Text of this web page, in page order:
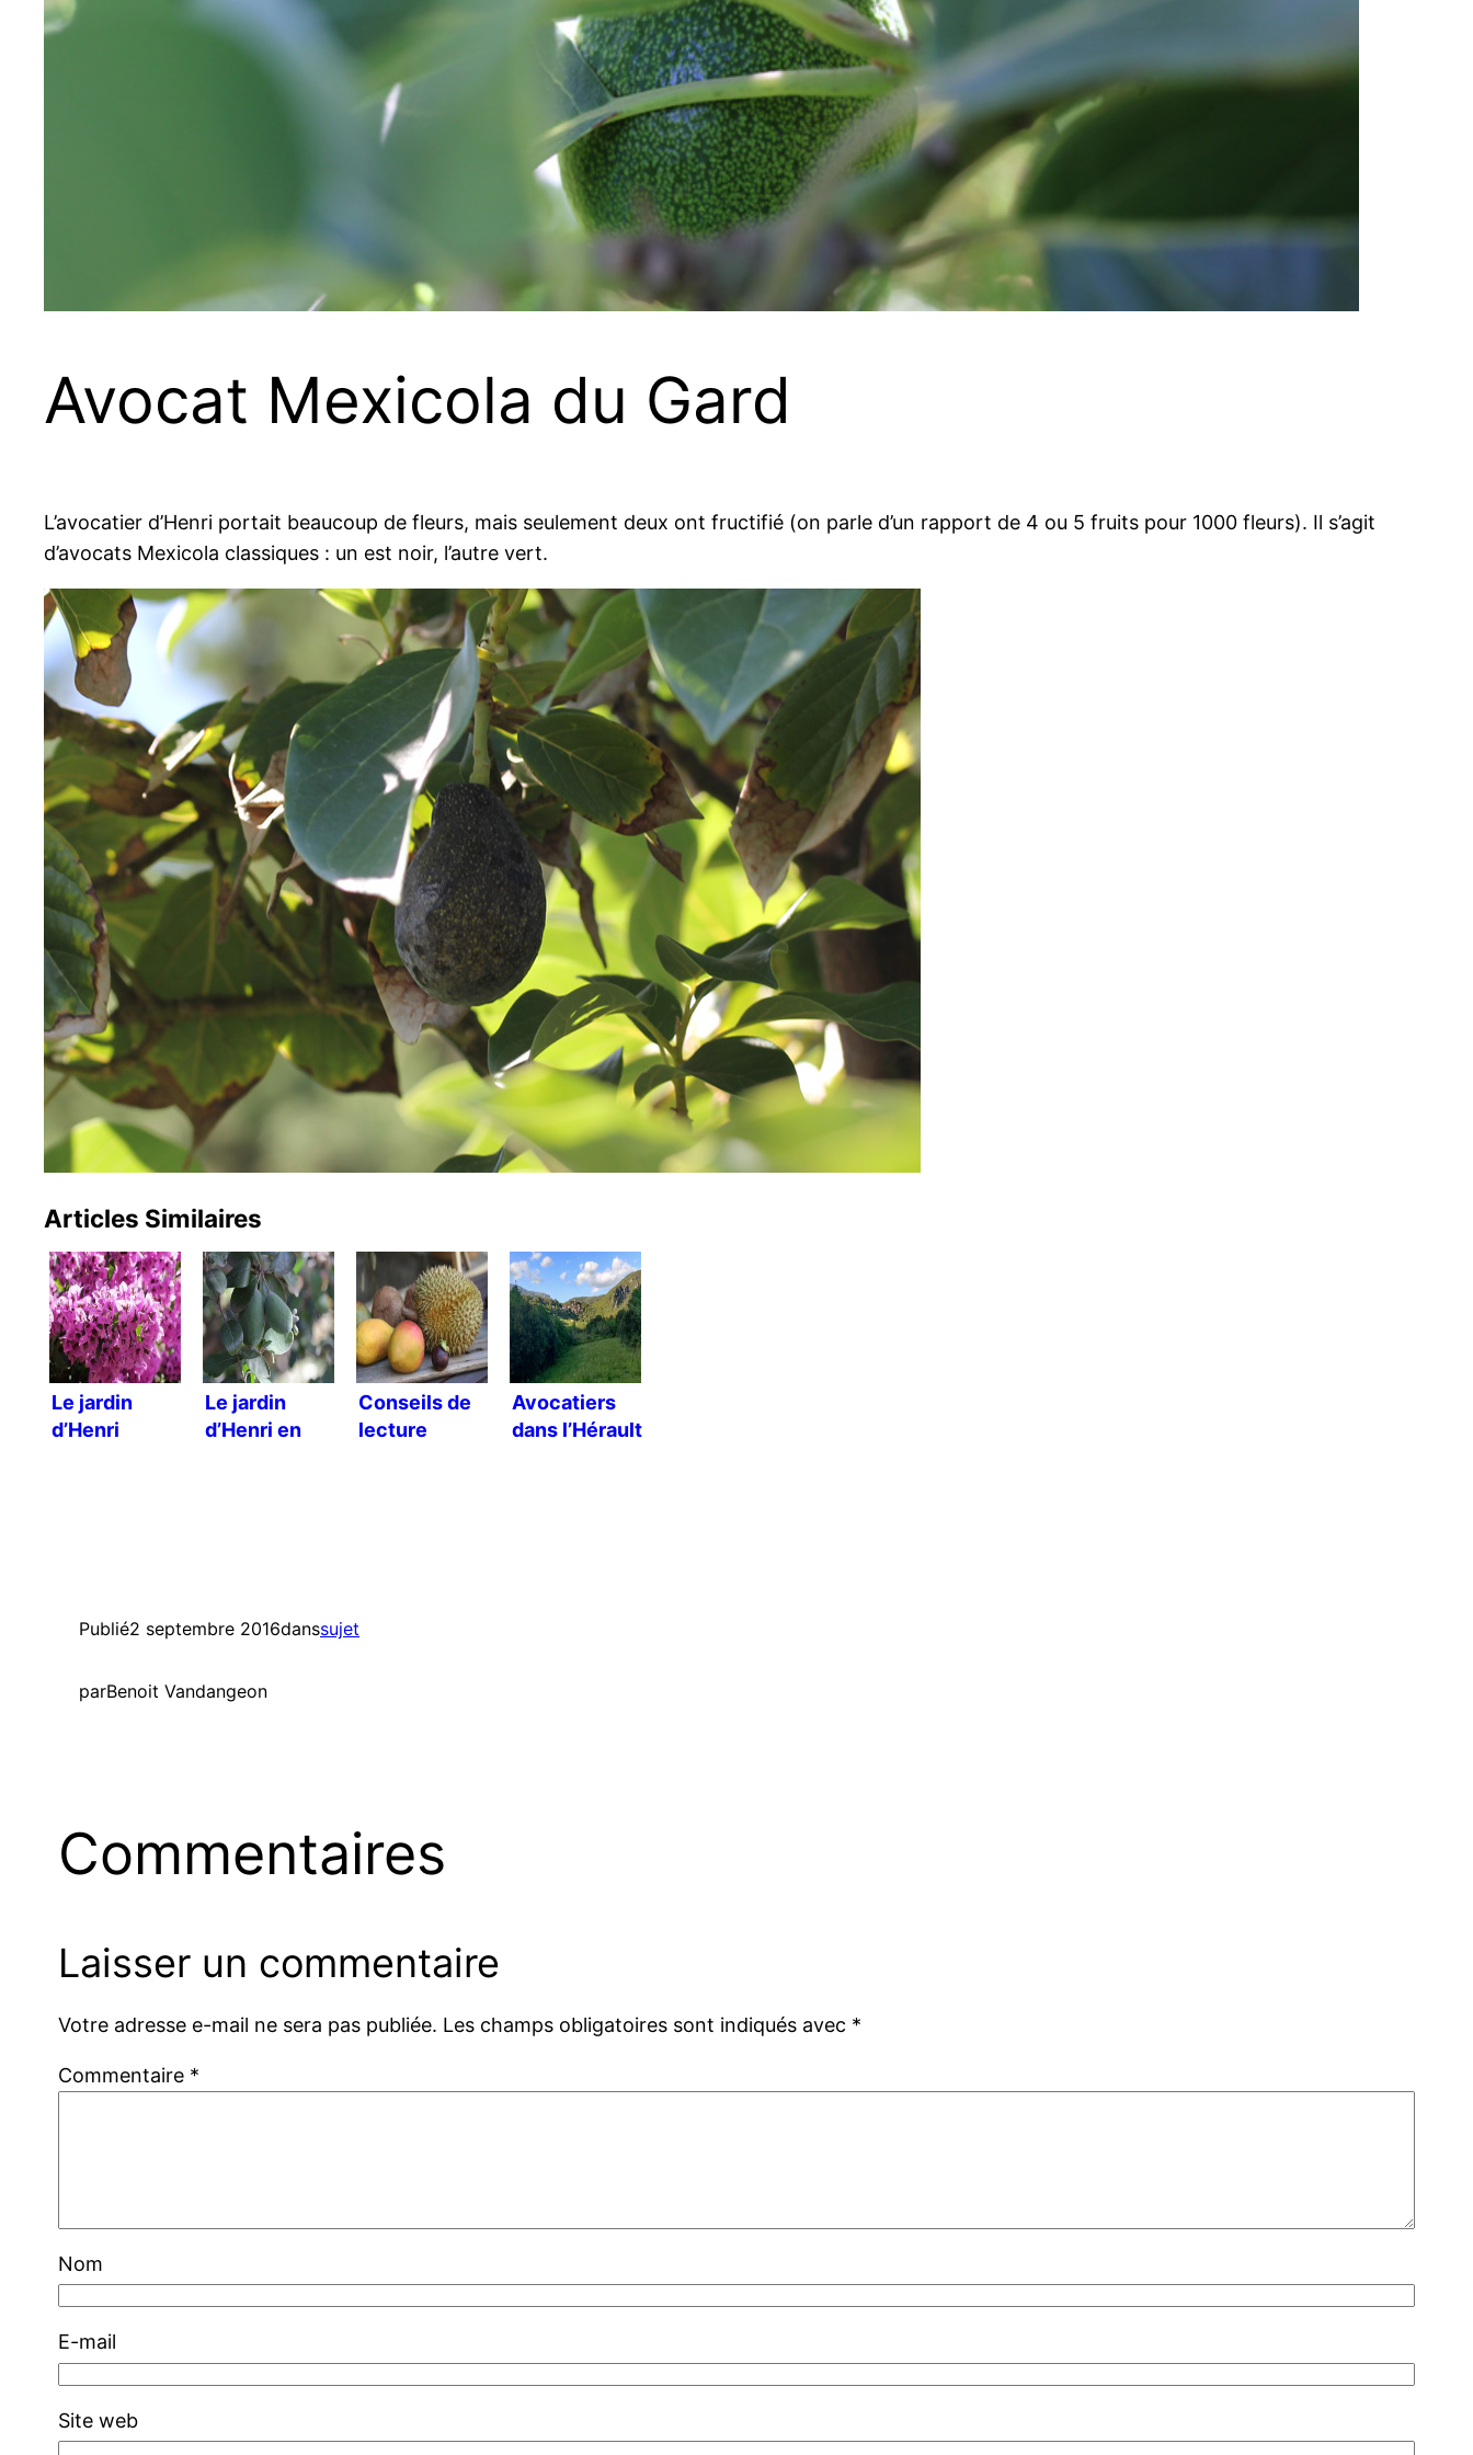
Avocat Mexicola du Gard
L’avocatier d’Henri portait beaucoup de fleurs, mais seulement deux ont fructifié (on parle d’un rapport de 4 ou 5 fruits pour 1000 fleurs). Il s’agit
d’avocats Mexicola classiques : un est noir, l’autre vert.
Articles Similaires
Le jardin
d’Henri
Le jardin
d’Henri en
Conseils de
lecture
Avocatiers
dans l’Hérault
Publié2 septembre 2016danssujet
parBenoit Vandangeon
Commentaires
Laisser un commentaire
Votre adresse e-mail ne sera pas publiée. Les champs obligatoires sont indiqués avec *
Commentaire *
Nom
E-mail
Site web